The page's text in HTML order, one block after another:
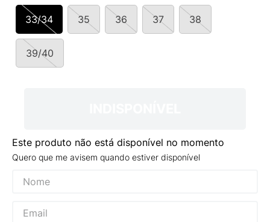
33/34 35 36 37 38
39/40
Este produto não está disponível no momento
Quero que me avisem quando estiver disponível
9º
NEW 530
10º VEJA COUNTRY